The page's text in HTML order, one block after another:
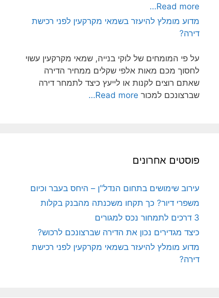
Read more…
מדוע מומלץ להיעזר בשמאי מקרקעין לפני רכישת
דירה?
על פי המומחים של לוקי בנייה, שמאי מקרקעין עשוי
לחסוך מכם מאות אלפי שקלים ממחיר הדירה
שאתם רוצים לקנות או לייעץ כיצד לתמחר דירה
שברצונכם למכור Read more…
פוסטים אחרונים
עירוב שימושים בתחום הנדל"ן – היחס בעבר וכיום
משפרי דיור? כך תקחו משכנתה מהבנק בקלות
3 דרכים לתמחור נכס למגורים
כיצד מגדירים נכון את הדירה שברצונכם לרכוש?
מדוע מומלץ להיעזר בשמאי מקרקעין לפני רכישת
דירה?